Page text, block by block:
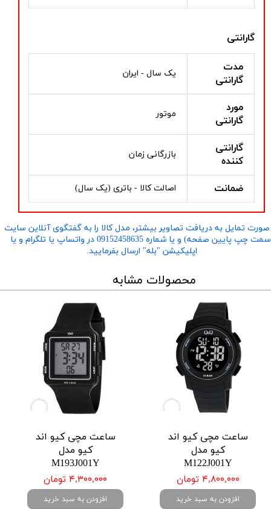
گارانتی
مدت
گارانتی
یک سال - ایران
مورد
گارانتی
موتور
گارانتی
کننده
بازرگانی زمان
ضمانت اصالت کالا - باتری (یک سال)
تمایل به دریافت تصاویر بیشتر، مدل کالا را به گفتگوی آنلاین سایت
​​​​​​​(سمت چپ پایین صفحه) و یا شماره 09152458635 در واتساپ یا تلگرام و یا
اپلیکیشن "بله" ارسال بفرمایید.
محصولات مشابه
ساعت مچی کیو اند
کیو مدل
M122J001Y
۴,۸۰۰,۰۰۰ تومان
افزودن به سبد خرید
ساعت مچی کیو اند
کیو مدل
M193J001Y
۴,۳۰۰,۰۰۰ تومان
افزودن به سبد خرید